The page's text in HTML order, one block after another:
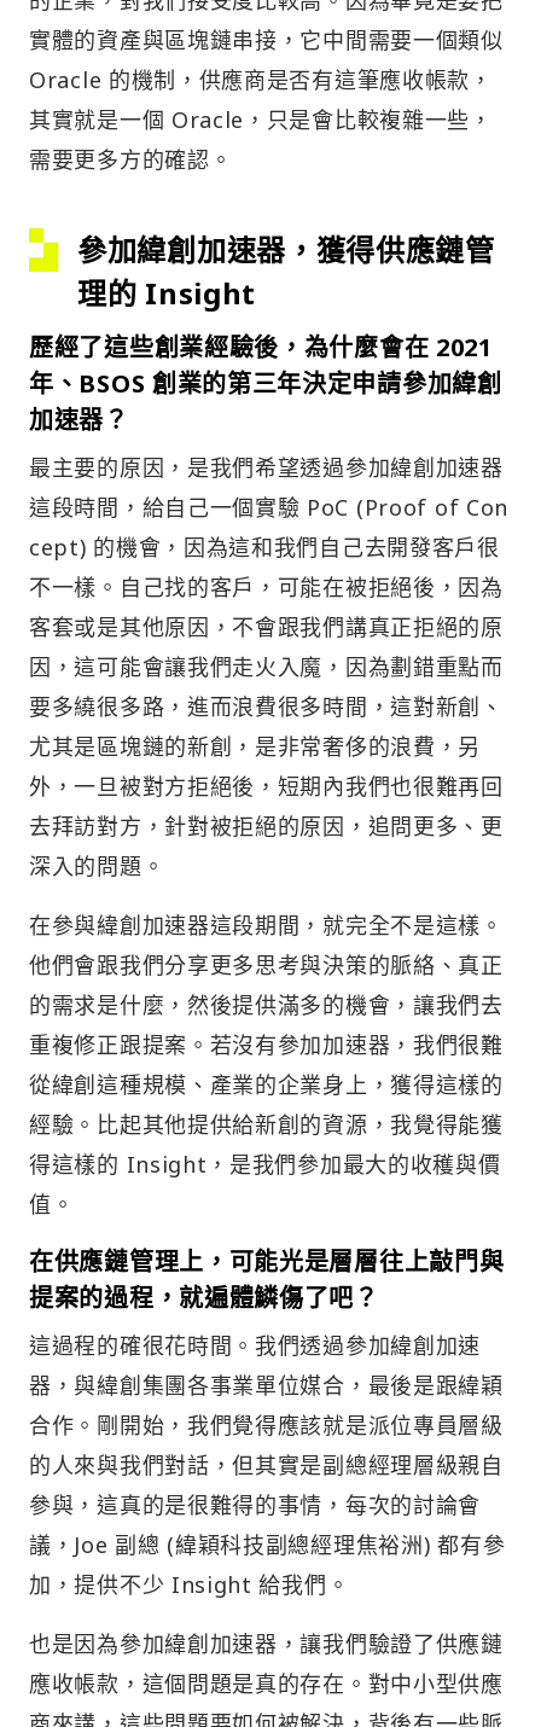
實體的資產與區塊鏈串接，它中間需要一個類似
Oracle 的機制，供應商是否有這筆應收帳款，
其實就是一個 Oracle，只是會比較複雜一些，
需要更多方的確認。
參加緯創加速器，獲得供應鏈管
理的 Insight
歷經了這些創業經驗後，為什麼會在 2021
年、BSOS 創業的第三年決定申請參加緯創
加速器？
最主要的原因，是我們希望透過參加緯創加速器
這段時間，給自己一個實驗 PoC (Proof of Con
cept) 的機會，因為這和我們自己去開發客戶很
不一樣。自己找的客戶，可能在被拒絕後，因為
客套或是其他原因，不會跟我們講真正拒絕的原
因，這可能會讓我們走火入魔，因為劃錯重點而
要多繞很多路，進而浪費很多時間，這對新創、
尤其是區塊鏈的新創，是非常奢侈的浪費，另
外，一旦被對方拒絕後，短期內我們也很難再回
去拜訪對方，針對被拒絕的原因，追問更多、更
深入的問題。
在參與緯創加速器這段期間，就完全不是這樣。
他們會跟我們分享更多思考與決策的脈絡、真正
的需求是什麼，然後提供滿多的機會，讓我們去
重複修正跟提案。若沒有參加加速器，我們很難
從緯創這種規模、產業的企業身上，獲得這樣的
經驗。比起其他提供給新創的資源，我覺得能獲
得這樣的 Insight，是我們參加最大的收穫與價
值。
在供應鏈管理上，可能光是層層往上敲門與
提案的過程，就遍體鱗傷了吧？
這過程的確很花時間。我們透過參加緯創加速
器，與緯創集團各事業單位媒合，最後是跟緯穎
合作。剛開始，我們覺得應該就是派位專員層級
的人來與我們對話，但其實是副總經理層級親自
參與，這真的是很難得的事情，每次的討論會
議，Joe 副總 (緯穎科技副總經理焦裕洲) 都有參
加，提供不少 Insight 給我們。
也是因為參加緯創加速器，讓我們驗證了供應鏈
應收帳款，這個問題是真的存在。對中小型供應